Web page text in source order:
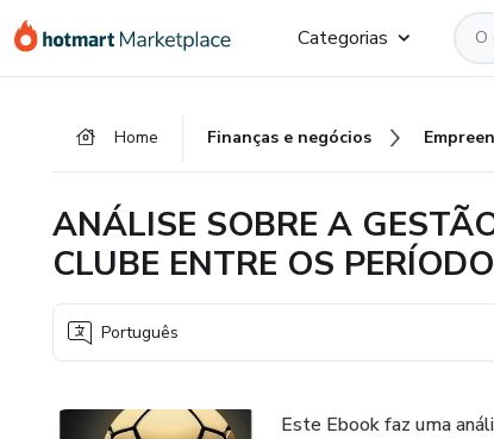
para
para
para
Categorias
Home Finanças e negócios
ANÁLISE SOBRE A
CLUBE ENTRE OS
Português
Este Ebook faz uma